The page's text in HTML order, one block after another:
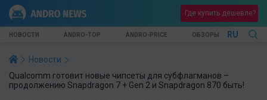
Где купить дешевле?
НОВОСТИ ANDRO-TOP ANDRO-PRICE ОБЗОРЫ RU
Новости
Qualcomm готовит новые чипсеты для субфлагманов –
продолжению Snapdragon 7 + Gen 2 и Snapdragon 870 быть!